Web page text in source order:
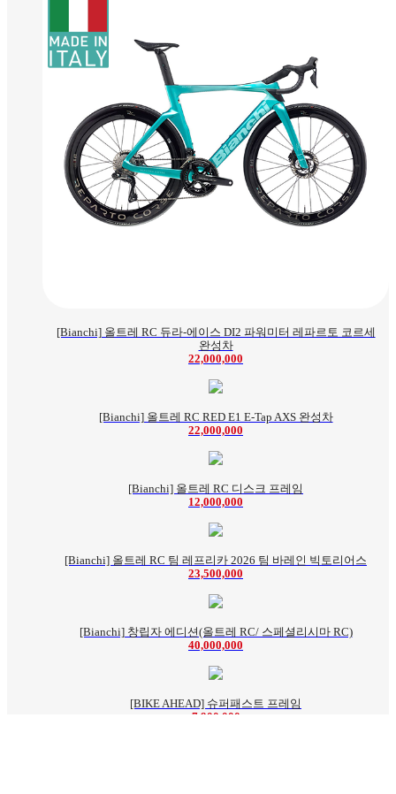
[Bianchi] 올트레 RC 듀라-에이스 DI2 파워미터 레파르토 코르세
완성차
22,000,000
[Bianchi] 올트레 RC RED E1 E-Tap AXS 완성차
22,000,000
[Bianchi] 올트레 RC 디스크 프레임
12,000,000
[Bianchi] 올트레 RC 팀 레프리카 2026 팀 바레인 빅토리어스
23,500,000
[Bianchi] 창립자 에디션(올트레 RC/ 스페셜리시마 RC)
40,000,000
[BIKE AHEAD] 슈퍼패스트 프레임
7,900,000